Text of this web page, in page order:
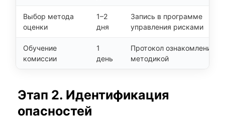
Выбор метода
оценки
1–2
дня
Запись в программе
управления рисками
Обучение
комиссии
1
день
Протокол ознакомления с
методикой
Этап 2. Идентификация
опасностей